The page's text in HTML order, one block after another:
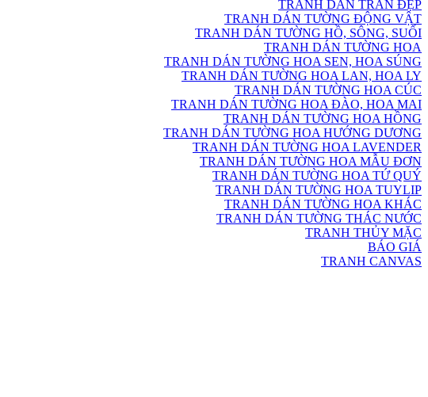
TRANH DÁN TRẦN ĐẸP
TRANH DÁN TƯỜNG ĐỘNG VẬT
TRANH DÁN TƯỜNG HỒ, SÔNG, SUỐI
TRANH DÁN TƯỜNG HOA
TRANH DÁN TƯỜNG HOA SEN, HOA SÚNG
TRANH DÁN TƯỜNG HOA LAN, HOA LY
TRANH DÁN TƯỜNG HOA CÚC
TRANH DÁN TƯỜNG HOA ĐÀO, HOA MAI
TRANH DÁN TƯỜNG HOA HỒNG
TRANH DÁN TƯỜNG HOA HƯỚNG DƯƠNG
TRANH DÁN TƯỜNG HOA LAVENDER
TRANH DÁN TƯỜNG HOA MẪU ĐƠN
TRANH DÁN TƯỜNG HOA TỨ QUÝ
TRANH DÁN TƯỜNG HOA TUYLIP
TRANH DÁN TƯỜNG HOA KHÁC
TRANH DÁN TƯỜNG THÁC NƯỚC
TRANH THỦY MẶC
BÁO GIÁ
TRANH CANVAS